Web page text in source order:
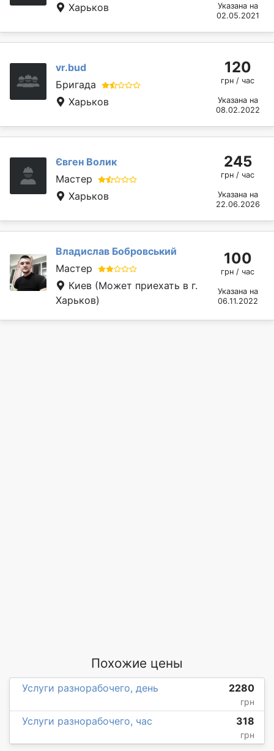
Харьков
Указана на
02.05.2021
vr.bud
Бригада
Харьков
120
грн / час
Указана на
08.02.2022
Євген Волик
Мастер
Харьков
245
грн / час
Указана на
22.06.2026
Владислав Бобровський
Мастер
Киев (Может приехать в г.
Харьков)
100
грн / час
Указана на
06.11.2022
Похожие цены
Услуги разнорабочего, день 2280
грн
Услуги разнорабочего, час 318
грн